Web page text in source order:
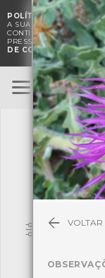
POLÍTICA DE COOKIES
A SUA EXPERIÊNCIA DE
CONTINUAÇÃO DA
PRESSUPÕE A
DE COOKIES
Pesquisa
VOLTAR